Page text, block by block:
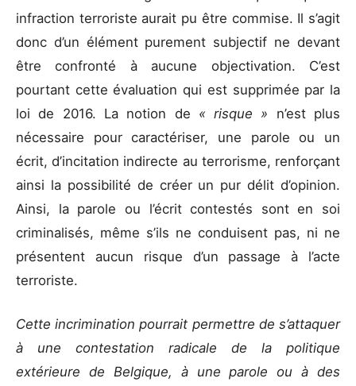
infraction terroriste aurait pu être commise. Il s’agit
donc d’un élément purement subjectif ne devant
être confronté à aucune objectivation. C’est
pourtant cette évaluation qui est supprimée par la
loi de 2016. La notion de « risque » n’est plus
nécessaire pour caractériser, une parole ou un
écrit, d’incitation indirecte au terrorisme, renforçant
ainsi la possibilité de créer un pur délit d’opinion.
Ainsi, la parole ou l’écrit contestés sont en soi
criminalisés, même s’ils ne conduisent pas, ni ne
présentent aucun risque d’un passage à l’acte
terroriste.
Cette incrimination pourrait permettre de s’attaquer
à une contestation radicale de la politique
extérieure de Belgique, à une parole ou à des